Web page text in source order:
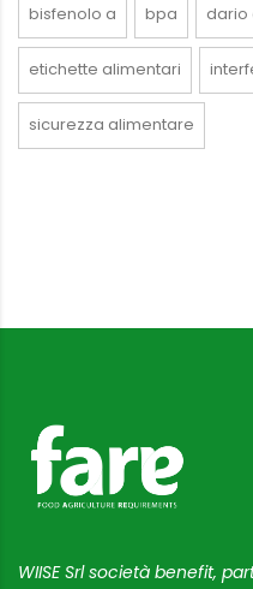
bisfenolo a bpa dario
etichette alimentari
sicurezza alimentare
WIISE Srl società benefit,